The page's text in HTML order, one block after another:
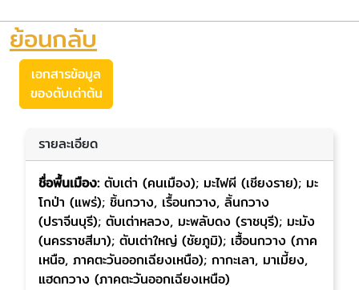
ย้อนกลับ
เอกสารข้อมูล
ของตับเต่าต้น
รายละเอียด
ชื่อพื้นเมือง: ตับเต่า (คนเมือง); มะไฟผี (เชียงราย); มะ
โกป่า (แพร่); ชิ้นกวาง, เรื้อนกวาง, ลิ้นกวาง
(ปราจีนบุรี); ตับเต่าหลวง, มะพลับดง (ราชบุรี); มะมัง
(นครราชสีมา); ตับเต่าใหญ่ (ชัยภูมิ); เฮื้อนกวาง (ภาค
เหนือ, ภาคตะวันออกเฉียงเหนือ); กากะเลา, มาเมี้ยง,
แฮดกวาง (ภาคตะวันออกเฉียงเหนือ)